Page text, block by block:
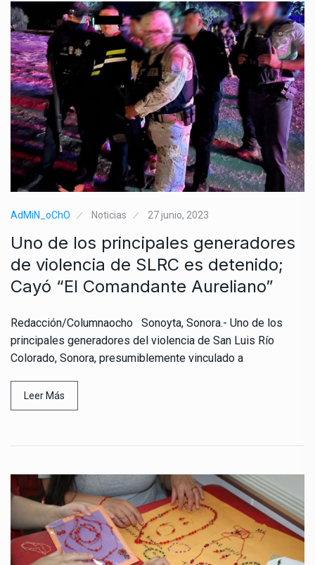
AdMiN_oChO Noticias 27 junio, 2023
Uno de los principales generadores
de violencia de SLRC es detenido;
Cayó “El Comandante Aureliano”
Redacción/Columnaocho Sonoyta, Sonora.- Uno de los
principales generadores del violencia de San Luis Río
Colorado, Sonora, presumiblemente vinculado a
Leer Más